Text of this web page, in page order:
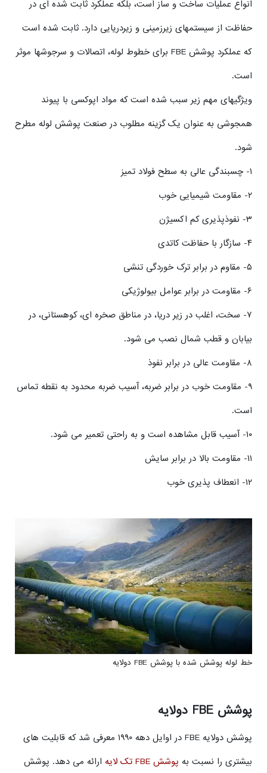
انواع عملیات ساخت و ساز است، بلکه عملکرد ثابت شده ای در
حفاظت از سیستمهای زیرزمینی و زیردریایی دارد. ثابت شده است
که عملکرد پوشش FBE برای خطوط لوله، اتصالات و سرجوشها موثر
است.
ویژگیهای مهم زیر سبب شده است که مواد اپوکسی با پیوند
همجوشی به عنوان یک گزینه مطلوب در صنعت پوشش لوله مطرح
شود.
۱- چسبندگی عالی به سطح فولاد تمیز
۲- مقاومت شیمیایی خوب
۳- نفوذپذیری کم اکسیژن
۴- سازگار با حفاظت کاتدی
۵- مقاوم در برابر ترک خوردگی تنشی
۶- مقاومت در برابر عوامل بیولوژیکی
۷- سخت، اغلب در زیر دریا، در مناطق صخره ای، کوهستانی، در
بیابان و قطب شمال نصب می شود.
۸- مقاومت عالی در برابر نفوذ
۹- مقاومت خوب در برابر ضربه، آسیب ضربه محدود به نقطه تماس
است.
۱۰- آسیب قابل مشاهده است و به راحتی تعمیر می شود.
۱۱- مقاومت بالا در برابر سایش
۱۲- انعطاف پذیری خوب
خط لوله پوشش شده با پوشش FBE دولایه
پوشش FBE دولایه
پوشش دولایه FBE در اوایل دهه ۱۹۹۰ معرفی شد که قابلیت های
بیشتری را نسبت به پوشش FBE تک لایه
ارائه می دهد. پوشش